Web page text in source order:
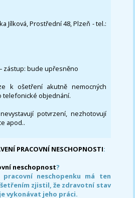
Jílková, Prostřední 48, Plzeň - tel.:
zástup: bude upřesněno
k ošetření akutně nemocných
telefonické objednání.
potvrzení, nezhotovují
apod..
PRACOVNÍ NESCHOPNOSTI:
neschopnost?
neschopenku má ten
zjistil, že zdravotní stav
vykonávat jeho práci.